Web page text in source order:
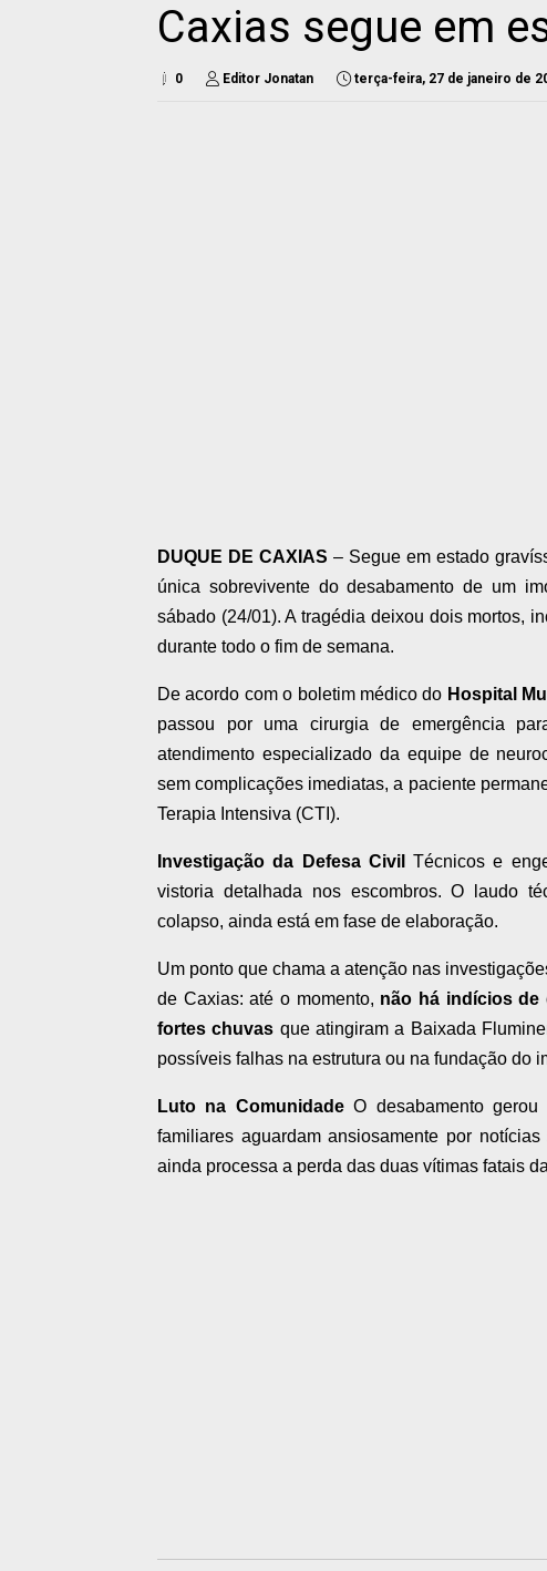
Caxias segue em
0 Editor Jonatan terça-feira, 27 de janeiro de
DUQUE DE CAXIAS – Segue em estado
única sobrevivente do desabamento de um
sábado (24/01). A tragédia deixou dois mortos,
durante todo o fim de semana.
De acordo com o boletim médico do Hospital
passou por uma cirurgia de emergência
atendimento especializado da equipe de
sem complicações imediatas, a paciente
Terapia Intensiva (CTI).
Investigação da Defesa Civil
Técnicos e
vistoria detalhada nos escombros. O laudo
colapso, ainda está em fase de elaboração.
Um ponto que chama a atenção nas
de Caxias: até o momento, não há indícios de
fortes chuvas que atingiram a Baixada
possíveis falhas na estrutura ou na fundação do
Luto na ComunidadeO desabamento gerou
familiares aguardam ansiosamente por
ainda processa a perda das duas vítimas fatais